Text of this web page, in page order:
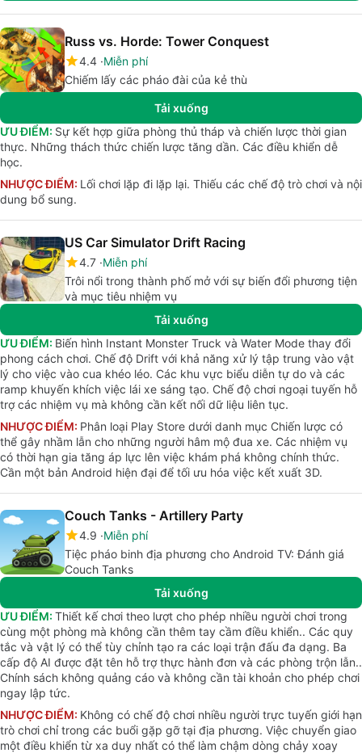
Russ vs. Horde: Tower Conquest
4.4 Miễn phí
Chiếm lấy các pháo đài của kẻ thù
Tải xuống
ƯU ĐIỂM: Sự kết hợp giữa phòng thủ tháp và chiến lược thời gian
thực. Những thách thức chiến lược tăng dần. Các điều khiển dễ
học.
NHƯỢC ĐIỂM: Lối chơi lặp đi lặp lại. Thiếu các chế độ trò chơi và nội
dung bổ sung.
US Car Simulator Drift Racing
4.7 Miễn phí
Trôi nổi trong thành phố mở với sự biến đổi phương tiện
và mục tiêu nhiệm vụ
Tải xuống
ƯU ĐIỂM: Biến hình Instant Monster Truck và Water Mode thay đổi
phong cách chơi. Chế độ Drift với khả năng xử lý tập trung vào vật
lý cho việc vào cua khéo léo. Các khu vực biểu diễn tự do và các
ramp khuyến khích việc lái xe sáng tạo. Chế độ chơi ngoại tuyến hỗ
trợ các nhiệm vụ mà không cần kết nối dữ liệu liên tục.
NHƯỢC ĐIỂM: Phân loại Play Store dưới danh mục Chiến lược có
thể gây nhầm lẫn cho những người hâm mộ đua xe. Các nhiệm vụ
có thời hạn gia tăng áp lực lên việc khám phá không chính thức.
Cần một bản Android hiện đại để tối ưu hóa việc kết xuất 3D.
Couch Tanks - Artillery Party
4.9 Miễn phí
Tiệc pháo binh địa phương cho Android TV: Đánh giá
Couch Tanks
Tải xuống
ƯU ĐIỂM: Thiết kế chơi theo lượt cho phép nhiều người chơi trong
cùng một phòng mà không cần thêm tay cầm điều khiển.. Các quy
tắc và vật lý có thể tùy chỉnh tạo ra các loại trận đấu đa dạng. Ba
cấp độ AI được đặt tên hỗ trợ thực hành đơn và các phòng trộn lẫn..
Chính sách không quảng cáo và không cần tài khoản cho phép chơi
ngay lập tức.
NHƯỢC ĐIỂM: Không có chế độ chơi nhiều người trực tuyến giới hạn
trò chơi chỉ trong các buổi gặp gỡ tại địa phương. Việc chuyển giao
một điều khiển từ xa duy nhất có thể làm chậm dòng chảy xoay